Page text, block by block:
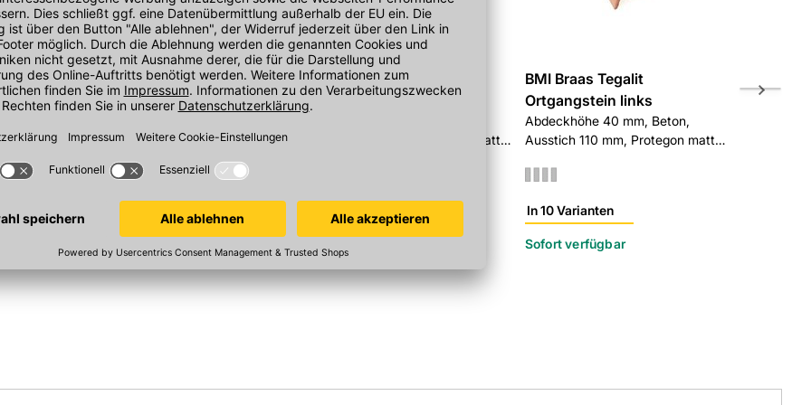
ermöglichen eine unkomplizierte
ausgelegt.
Tegalit Halber Ortgangstein rechts?
Protegon
BMI Braas Tegalit Halber
Ortgangstein links
Ausstich 110 mm, Protegon matt
granit
In 10 Varianten
BMI Braas Tegalit
Ortgangstein rechts
Ausstich 110 mm, Protegon matt
In 10 Varianten
BMI Braas Tegalit
Ortgangstein links
Abdeckhöhe 40 mm, Beton,
Ausstich 110 mm, Protegon matt
In 10 Varianten
Sofort verfügbar